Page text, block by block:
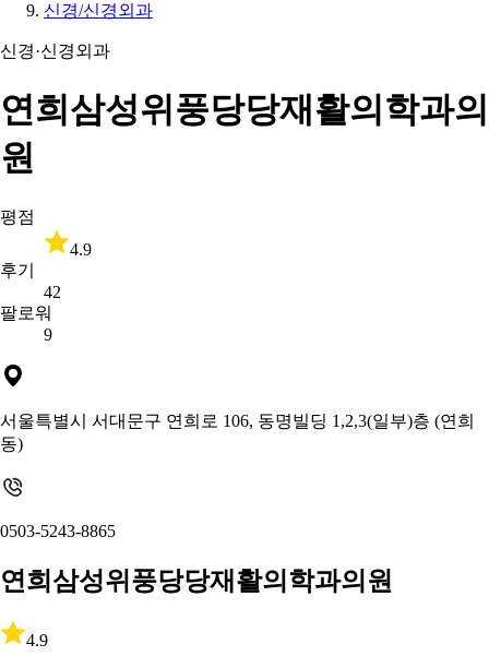
신경/신경외과
신경·신경외과
연희삼성위풍당당재활의학과의
원
평점
4.9
후기
42
팔로워
9
서울특별시 서대문구 연희로 106, 동명빌딩 1,2,3(일부)층 (연희
동)
0503-5243-8865
연희삼성위풍당당재활의학과의원
4.9